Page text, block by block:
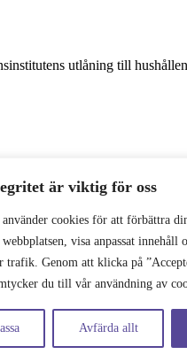
är viktig för oss
cookies för att förbättra
webbplatsen, visa anpassat innehåll
trafik. Genom att klicka på
du till vår användning av
Avfärda allt
utlåning till